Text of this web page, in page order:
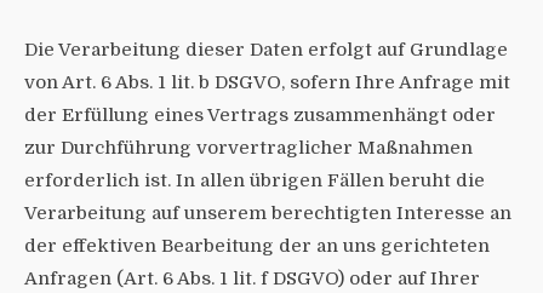
Die Verarbeitung dieser Daten erfolgt auf Grundlage
von Art. 6 Abs. 1 lit. b DSGVO, sofern Ihre Anfrage mit
der Erfüllung eines Vertrags zusammenhängt oder
zur Durchführung vorvertraglicher Maßnahmen
erforderlich ist. In allen übrigen Fällen beruht die
Verarbeitung auf unserem berechtigten Interesse an
der effektiven Bearbeitung der an uns gerichteten
Anfragen (Art. 6 Abs. 1 lit. f DSGVO) oder auf Ihrer